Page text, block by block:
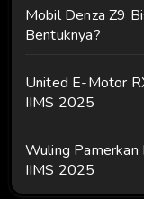
Mobil Denza Z9
Bentuknya?
United E-Motor
IIMS 2025
Wuling Pamerkan
IIMS 2025